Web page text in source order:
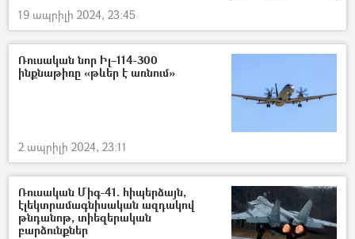
19 ապրիլի 2024, 23:45
Ռուսական նոր Իլ–114-300
ինքնաթիռը «թևեր է առնում»
2 ապրիլի 2024, 23:11
Ռուսական Միգ-41. հիպերձայն,
էլեկտրամագնիսական ազդակով
թնդանոթ, տիեզերական
բարձունքներ